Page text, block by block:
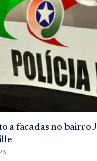
a facadas no bairro